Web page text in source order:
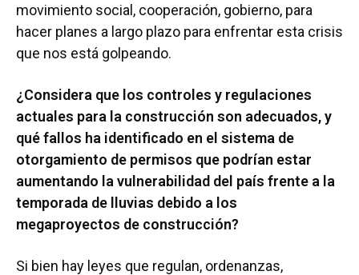
movimiento social, cooperación, gobierno, para
hacer planes a largo plazo para enfrentar esta crisis
que nos está golpeando.
¿Considera que los controles y regulaciones
actuales para la construcción son adecuados, y
qué fallos ha identificado en el sistema de
otorgamiento de permisos que podrían estar
aumentando la vulnerabilidad del país frente a la
temporada de lluvias debido a los
megaproyectos de construcción?
Si bien hay leyes que regulan, ordenanzas,